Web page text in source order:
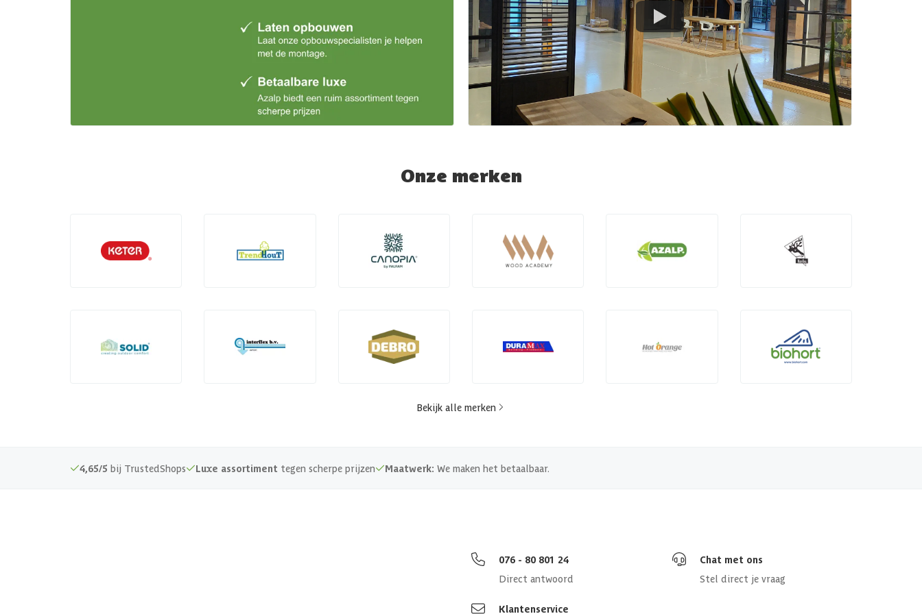
Onze merken
Bekijk alle merken
4,65/5 bij TrustedShops Luxe assortiment tegen scherpe prijzen Maatwerk: We maken het betaalbaar.
076 - 80 801 24
Direct antwoord
Chat met ons
Stel direct je vraag
Klantenservice